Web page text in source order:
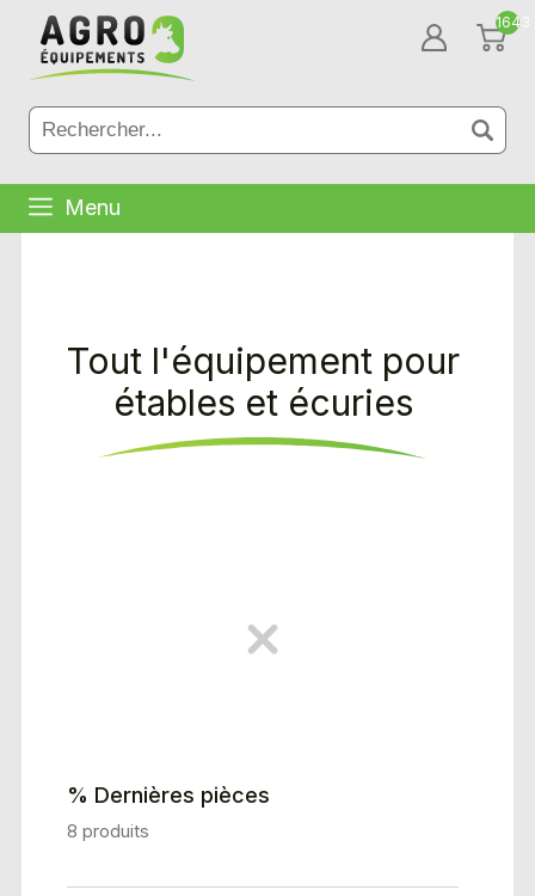
1643
Menu
Tout l'équipement pour
étables et écuries
% Dernières pièces
8 produits